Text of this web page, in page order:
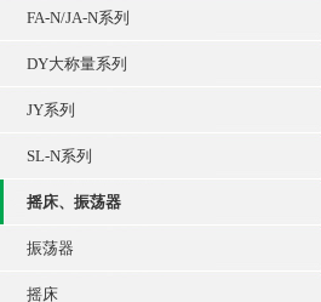
FA-N/JA-N系列
DY大称量系列
JY系列
SL-N系列
摇床、振荡器
振荡器
摇床